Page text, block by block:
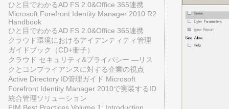
ひと目でわかるAD FS 2.0&Office 365連携
Microsoft Forefront Identity Manager 2010 R2
Handbook
ひと目でわかるAD FS 2.0&Office 365連携
クラウド環境におけるアイデンティティ管理
ガイドブック（CD+冊子）
クラウド セキュリティ&プライバシー ―リス
クとコンプライアンスに対する企業の視点
Active Directory ID管理ガイド Microsoft
Forefront Identity Manager 2010で実装するID
統合管理ソリューション